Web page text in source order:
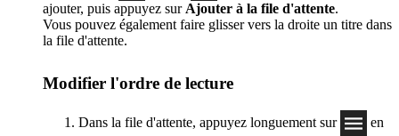
ajouter, puis appuyez surAjouter à la file d'attente.
Vous pouvez également faire glisser vers la droite un titre dans
la file d'attente.
Modifier l'ordre de lecture
Dans la file d'attente, appuyez longuement sur
en